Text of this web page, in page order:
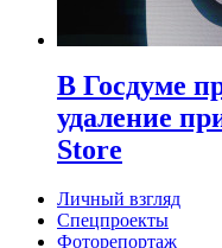
В Госдуме
удаление
Store
Личный взгляд
Спецпроекты
Фоторепортаж